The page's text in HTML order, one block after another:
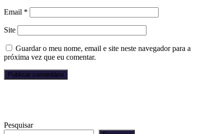
Email *
Site
Guardar o meu nome, email e site neste navegador para a
próxima vez que eu comentar.
Pesquisar